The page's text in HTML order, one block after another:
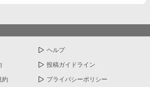
し伸べ続ける。 過去に縛られていた悠真
つめ直すまでの じれ甘・再構築・すれ違いと回復の
ー。 今度こそ、言葉にする。 「好きだ
ヘルプ
投稿ガイドライン
約 プライバシーポリシー